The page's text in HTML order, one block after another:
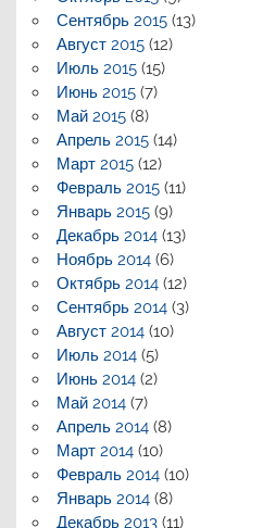
Сентябрь 2015(13)
Август 2015(12)
Июль 2015(15)
Июнь 2015(7)
Май 2015(8)
Апрель 2015(14)
Март 2015(12)
Февраль 2015(11)
Январь 2015(9)
Декабрь 2014(13)
Ноябрь 2014(6)
Октябрь 2014(12)
Сентябрь 2014(3)
Август 2014(10)
Июль 2014(5)
Июнь 2014(2)
Май 2014(7)
Апрель 2014(8)
Март 2014(10)
Февраль 2014(10)
Январь 2014(8)
Декабрь 2013(11)